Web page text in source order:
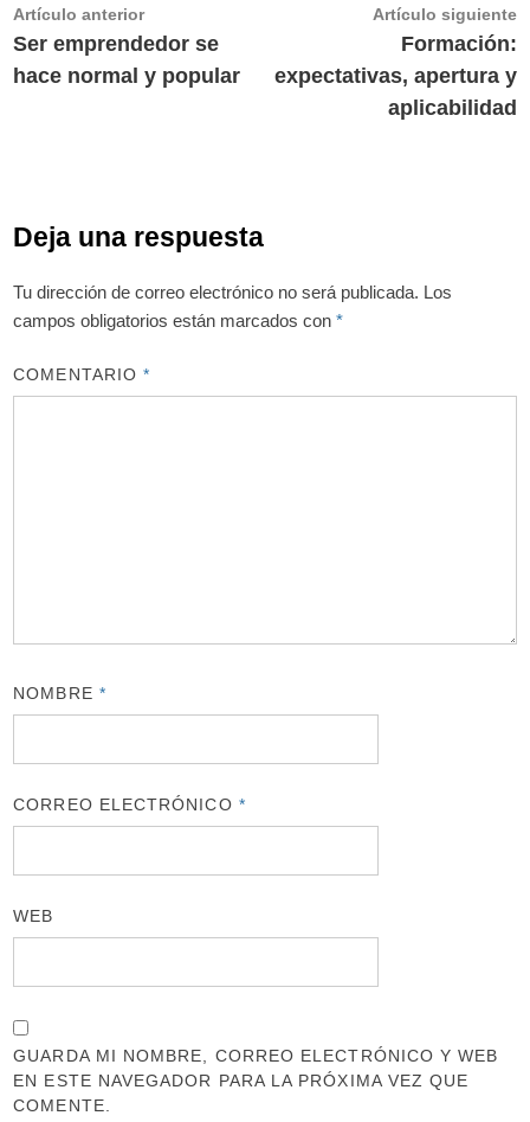
Navegación
de
entradas
Artículo anteriorArtículo
anterior:
Ser emprendedor se
hace normal y popular
Artículo siguiente
Formación:
expectativas, apertura y
aplicabilidad
Deja una respuesta
Tu dirección de correo electrónico no será publicada. Los
campos obligatorios están marcados con*
COMENTARIO*
NOMBRE *
CORREO ELECTRÓNICO *
WEB
GUARDA MI NOMBRE, CORREO ELECTRÓNICO Y WEB
EN ESTE NAVEGADOR PARA LA PRÓXIMA VEZ QUE
COMENTE.